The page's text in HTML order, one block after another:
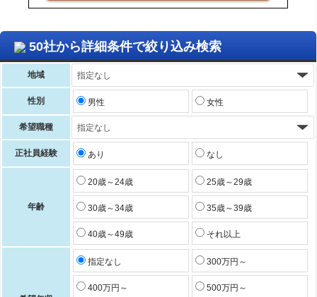
50社から詳細条件で絞り込み検索
地域
性別 男性 女性
希望職種
正社員経験 あり なし
年齢
20歳～24歳 25歳～29歳
30歳～34歳 35歳～39歳
40歳～49歳 それ以上
指定なし 300万円～
400万円～ 500万円～